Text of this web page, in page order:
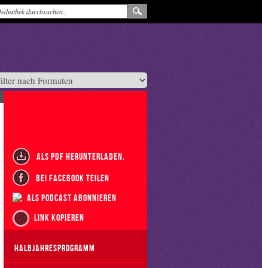
als PDF herunterladen.
bei Facebook teilen
als Podcast abonnieren
Link kopieren
Halbjahresprogramm